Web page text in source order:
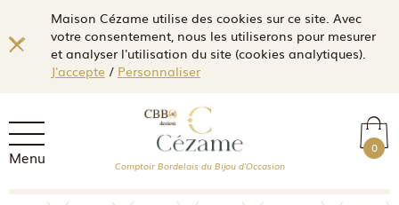
Maison Cézame utilise des cookies sur ce site. Avec
votre consentement, nous les utiliserons pour mesurer
et analyser l'utilisation du site (cookies analytiques).
J'accepte/ Personnaliser
Menu 0
Comptoir Bordelais du Bijou d'Occasion